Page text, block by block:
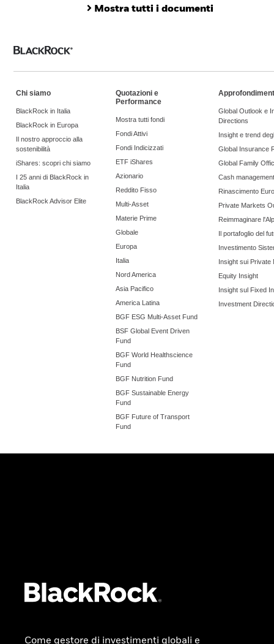
Mostra tutti i documenti
Chi siamo
BlackRock in Italia
BlackRock in Europa
Il nostro approccio alla
sostenibilità
iShares: scopri chi siamo
I 25 anni di BlackRock in
Italia
BlackRock Advisor Elite
Quotazioni e
Performance
Mostra tutti fondi
Fondi Attivi
Fondi Indicizzati
ETF iShares
Azionario
Reddito Fisso
Multi-Asset
Materie Prime
Globale
Europa
Italia
Nord America
Asia Pacifico
America Latina
BGF ESG Multi-Asset Fund
BSF Global Event Driven
Fund
BGF World Healthscience
Fund
BGF Nutrition Fund
BGF Sustainable Energy
Fund
BGF Future of Transport
Fund
Global Outlook e
Directions
Insight e trend
Global Insurance
Global Family
Cash management
Rinascimento
Private Markets
Reimmaginare
Il portafoglio del
Investimento
Insight sui Private
Equity Insight
Insight sul Fixed
Investment
Come gestore di investimenti globali e